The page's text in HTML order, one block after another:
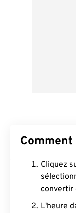
Cliquez
convertir
L'heure